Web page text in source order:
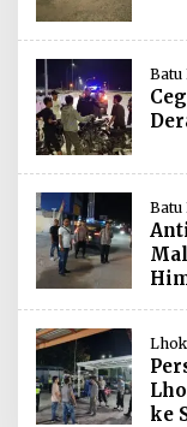
Batu
Batu
ke